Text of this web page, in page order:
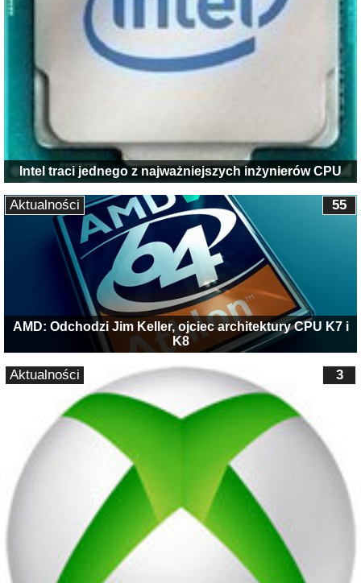
Intel traci jednego z najważniejszych inżynierów CPU
AMD: Odchodzi Jim Keller, ojciec architektury CPU K7 i
K8
55
Aktualności
3
Aktualności